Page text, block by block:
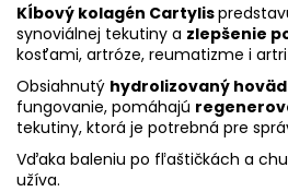
Kĺbový kolagén Cartylis
synoviálnej tekutiny a zlepšenie
kosťami, artróze, reumatizme i
Obsiahnutý hydrolizovaný
fungovanie, pomáhajú
tekutiny, ktorá je potrebná pre
Vďaka baleniu po fľaštičkách a
užíva.